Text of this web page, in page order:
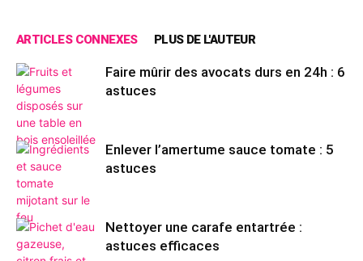
ARTICLES CONNEXES PLUS DE L'AUTEUR
Faire mûrir des avocats durs en 24h : 6
astuces
Enlever l’amertume sauce tomate : 5
astuces
Nettoyer une carafe entartrée :
astuces efficaces